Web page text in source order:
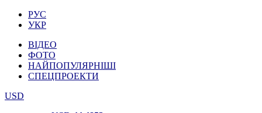
РУС
УКР
ВІДЕО
ФОТО
НАЙПОПУЛЯРНІШІ
СПЕЦПРОЕКТИ
USD